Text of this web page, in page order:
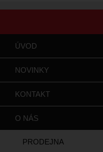
ÚVOD
NOVINKY
KONTAKT
O NÁS
PRODEJNA